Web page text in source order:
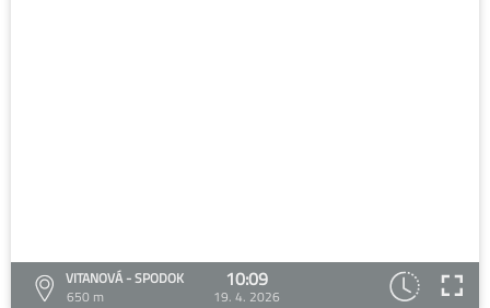
VITANOVÁ - SPODOK
650 m
10:09
19. 4. 2026